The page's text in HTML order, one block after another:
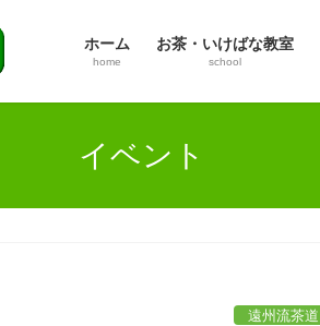
ホーム
home
お茶・いけばな教室
school
イベント
遠州流茶道